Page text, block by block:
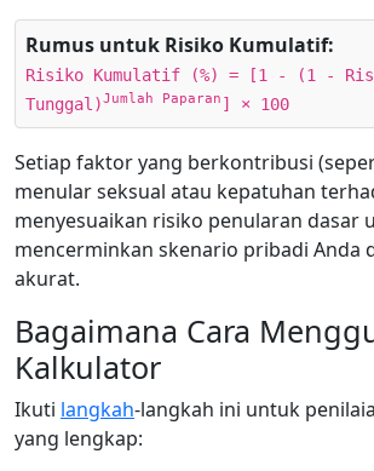
Rumus untuk Risiko Kumulatif:
Risiko Kumulatif (%) = [1 - (1 -
Tunggal)Jumlah Paparan ] × 100
Setiap faktor yang berkontribusi
menular seksual atau kepatuhan
menyesuaikan risiko penularan dasar
mencerminkan skenario pribadi Anda
akurat.
Bagaimana Cara
Kalkulator
Ikuti langkah-langkah ini untuk
yang lengkap: